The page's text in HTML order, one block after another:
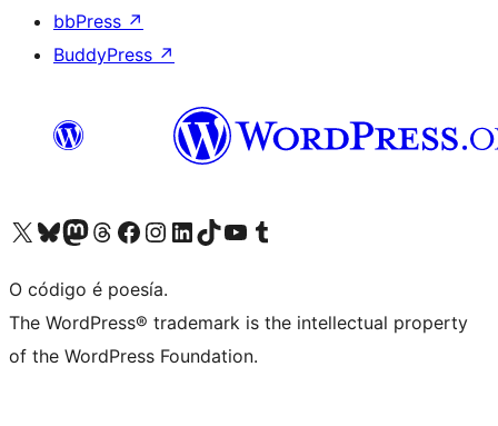
bbPress ↗
BuddyPress ↗
Visita la cuenta de X (anteriormente Twitter)
Visita a nosa conta de Bluesky
Visita a nosa conta de Mastodon
Visita a nosa conta de Threads
Visita a nosa páxina de Facebook
Visita a nosa conta de Instagram
Visita a nosa conta de LinkedIn
Visita a nosa conta de TikTok
Visita a nosa canle de YouTube
Visita a nosa conta de Tumblr
O código é poesía.
The WordPress® trademark is the intellectual property
of the WordPress Foundation.